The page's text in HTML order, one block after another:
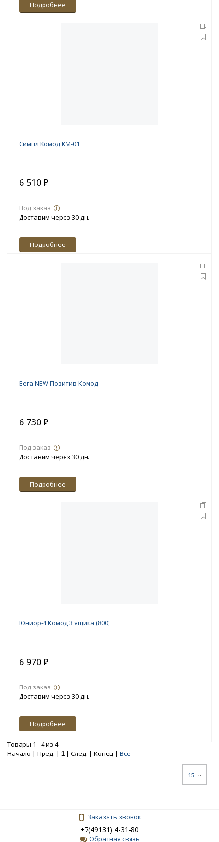
Подробнее
Симпл Комод КМ-01
6 510 ₽
Под заказ
Доставим через 30 дн.
Подробнее
Вега NEW Позитив Комод
6 730 ₽
Под заказ
Доставим через 30 дн.
Подробнее
Юниор-4 Комод 3 ящика (800)
6 970 ₽
Под заказ
Доставим через 30 дн.
Подробнее
Товары 1 - 4 из 4
Начало | Пред. | 1 | След. | Конец | Все
15
Заказать звонок
+7(49131) 4-31-80
Обратная связь